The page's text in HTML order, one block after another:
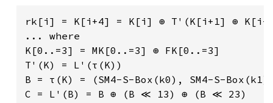
rk[i] = K[i+4] = K[i] ⊕ T'(K[i+1] ⊕
... where
K[0..=3] = MK[0..=3] ⊕ FK[0..=3]
T'(K) = L'(τ(K))
B = τ(K) = (SM4-S-Box(k0), SM4-S-